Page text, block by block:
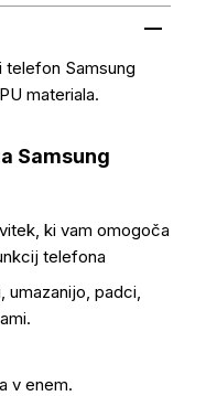
telefon Samsung
materiala.
Samsung
ki vam omogoča
telefona
umazanijo, padci,
v enem.